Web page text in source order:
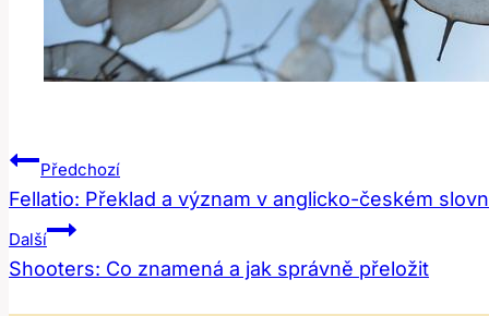
Navigace
Pro
Příspěvek
Předchozí
Fellatio: Překlad a význam v anglicko-českém
Další
Shooters: Co znamená a jak správně přeložit